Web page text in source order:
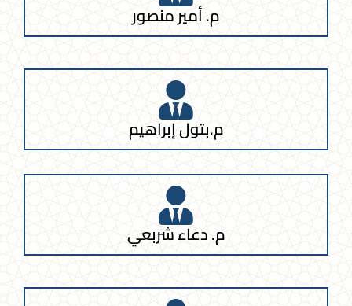
م. أمير منصور
م.بتول إبراهيم
م. دعاء شربعي